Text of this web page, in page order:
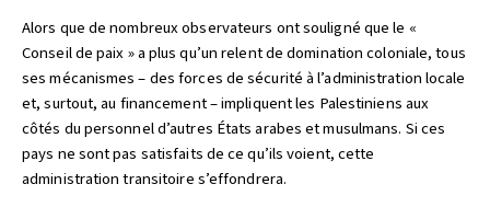
Alors que de nombreux observateurs ont souligné que le «
Conseil de paix » a plus qu’un relent de domination coloniale, tous
ses mécanismes – des forces de sécurité à l’administration locale
et, surtout, au financement – impliquent les Palestiniens aux
côtés du personnel d’autres États arabes et musulmans. Si ces
pays ne sont pas satisfaits de ce qu’ils voient, cette
administration transitoire s’effondrera.